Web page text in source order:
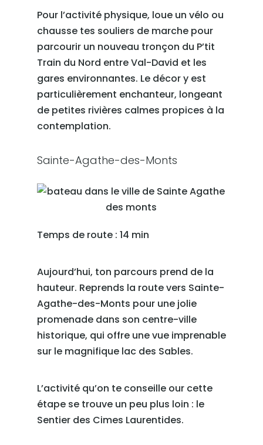
Pour l’activité physique, loue un vélo ou
chausse tes souliers de marche pour
parcourir un nouveau tronçon du P’tit
Train du Nord entre Val-David et les
gares environnantes. Le décor y est
particulièrement enchanteur, longeant
de petites rivières calmes propices à la
contemplation.
Sainte-Agathe-des-Monts
Temps de route : 14 min
Aujourd’hui, ton parcours prend de la
hauteur. Reprends la route vers Sainte-
Agathe-des-Monts pour une jolie
promenade dans son centre-ville
historique, qui offre une vue imprenable
sur le magnifique lac des Sables.
L’activité qu’on te conseille our cette
étape se trouve un peu plus loin : le
Sentier des Cimes Laurentides.